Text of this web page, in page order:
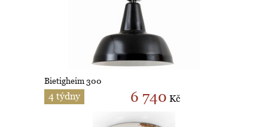
Bietigheim 300
4 týdny 6 740 Kč